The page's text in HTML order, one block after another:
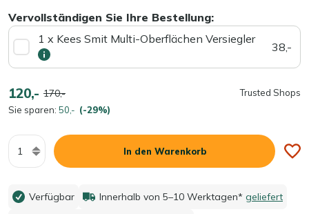
Vervollständigen Sie Ihre Bestellung:
1 x Kees Smit Multi-Oberflächen Versiegler
38,-
120,- 170,-
Sie sparen: 50,- (-29%)
Trusted Shops
Menge
In den Warenkorb
Verfügbar Innerhalb von 5–10 Werktagen* geliefert